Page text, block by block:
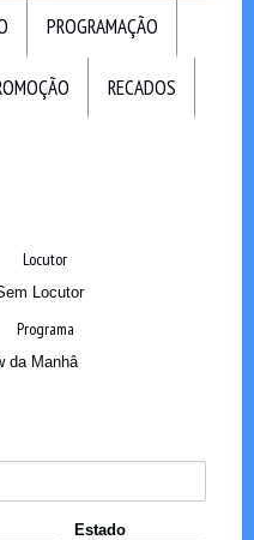
PROGRAMAÇÃO
RECADOS
Locutor
Locutor
Programa
da Manhâ
Estado